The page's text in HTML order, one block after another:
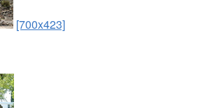
[700x423]